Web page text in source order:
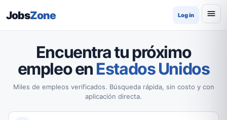
JobsZone Log in
Encuentra tu próximo
empleo en Estados Unidos
Miles de empleos verificados. Búsqueda rápida, sin costo y con
aplicación directa.